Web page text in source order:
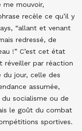
mouvoir,
recèle ce qu’il y
“allant et venant
redressé, de
!” C’est cet état
réveiller par réaction
du jour, celle des
assumée,
socialisme ou de
le goût du combat
sportives.